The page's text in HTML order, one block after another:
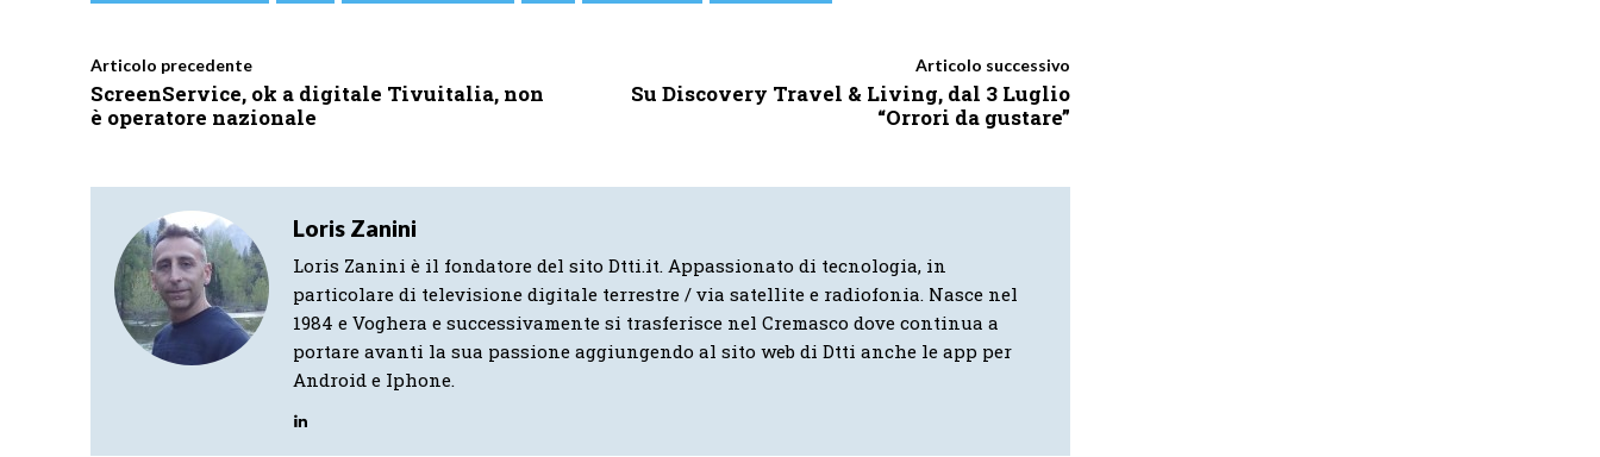
Articolo precedente
ScreenService, ok a digitale Tivuitalia, non
è operatore nazionale
Articolo successivo
Su Discovery Travel & Living, dal 3 Luglio
“Orrori da gustare”
Loris Zanini
Loris Zanini è il fondatore del sito Dtti.it. Appassionato di tecnologia, in
particolare di televisione digitale terrestre / via satellite e radiofonia. Nasce nel
1984 e Voghera e successivamente si trasferisce nel Cremasco dove continua a
portare avanti la sua passione aggiungendo al sito web di Dtti anche le app per
Android e Iphone.